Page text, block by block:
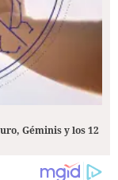
Géminis y los 12